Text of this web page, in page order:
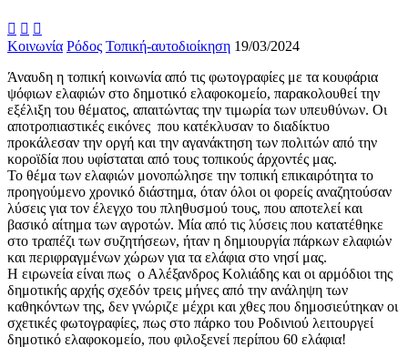
  
Κοινωνία Ρόδος Τοπική-αυτοδιοίκηση 19/03/2024
Άναυδη η τοπική κοινωνία από τις φωτογραφίες με τα κουφάρια
ψόφιων ελαφιών στο δημοτικό ελαφοκομείο, παρακολουθεί την
εξέλιξη του θέματος, απαιτώντας την τιμωρία των υπευθύνων. Οι
αποτροπιαστικές εικόνες που κατέκλυσαν το διαδίκτυο
προκάλεσαν την οργή και την αγανάκτηση των πολιτών από την
κοροϊδία που υφίσταται από τους τοπικούς άρχοντές μας.
Το θέμα των ελαφιών μονοπώλησε την τοπική επικαιρότητα το
προηγούμενο χρονικό διάστημα, όταν όλοι οι φορείς αναζητούσαν
λύσεις για τον έλεγχο του πληθυσμού τους, που αποτελεί και
βασικό αίτημα των αγροτών. Μία από τις λύσεις που κατατέθηκε
στο τραπέζι των συζητήσεων, ήταν η δημιουργία πάρκων ελαφιών
και περιφραγμένων χώρων για τα ελάφια στο νησί μας.
Η ειρωνεία είναι πως ο Αλέξανδρος Κολιάδης και οι αρμόδιοι της
δημοτικής αρχής σχεδόν τρεις μήνες από την ανάληψη των
καθηκόντων της, δεν γνώριζε μέχρι και χθες που δημοσιεύτηκαν οι
σχετικές φωτογραφίες, πως στο πάρκο του Ροδινιού λειτουργεί
δημοτικό ελαφοκομείο, που φιλοξενεί περίπου 60 ελάφια!